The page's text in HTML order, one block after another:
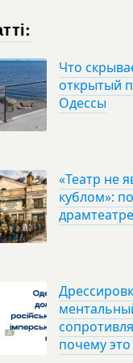
Что
открытый
Одессы
«Театр не
кублом»:
почему